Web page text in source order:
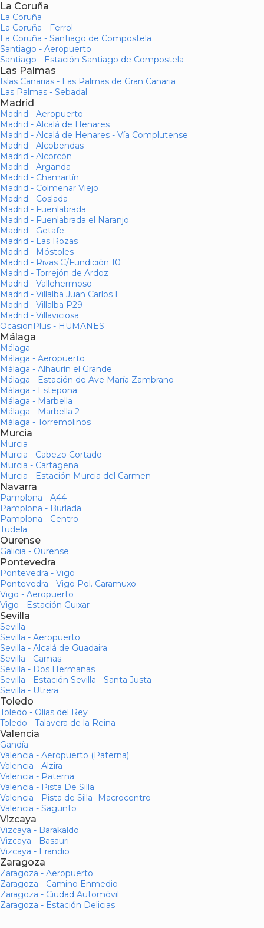
La Coruña
La Coruña
La Coruña - Ferrol
La Coruña - Santiago de Compostela
Santiago - Aeropuerto
Santiago - Estación Santiago de Compostela
Las Palmas
Islas Canarias - Las Palmas de Gran Canaria
Las Palmas - Sebadal
Madrid
Madrid - Aeropuerto
Madrid - Alcalá de Henares
Madrid - Alcalá de Henares - Vía Complutense
Madrid - Alcobendas
Madrid - Alcorcón
Madrid - Arganda
Madrid - Chamartín
Madrid - Colmenar Viejo
Madrid - Coslada
Madrid - Fuenlabrada
Madrid - Fuenlabrada el Naranjo
Madrid - Getafe
Madrid - Las Rozas
Madrid - Móstoles
Madrid - Rivas C/Fundición 10
Madrid - Torrejón de Ardoz
Madrid - Vallehermoso
Madrid - Villalba Juan Carlos I
Madrid - Villalba P29
Madrid - Villaviciosa
OcasionPlus - HUMANES
Málaga
Málaga
Málaga - Aeropuerto
Málaga - Alhaurín el Grande
Málaga - Estación de Ave María Zambrano
Málaga - Estepona
Málaga - Marbella
Málaga - Marbella 2
Málaga - Torremolinos
Murcia
Murcia
Murcia - Cabezo Cortado
Murcia - Cartagena
Murcia - Estación Murcia del Carmen
Navarra
Pamplona - A44
Pamplona - Burlada
Pamplona - Centro
Tudela
Ourense
Galicia - Ourense
Pontevedra
Pontevedra - Vigo
Pontevedra - Vigo Pol. Caramuxo
Vigo - Aeropuerto
Vigo - Estación Guixar
Sevilla
Sevilla
Sevilla - Aeropuerto
Sevilla - Alcalá de Guadaira
Sevilla - Camas
Sevilla - Dos Hermanas
Sevilla - Estación Sevilla - Santa Justa
Sevilla - Utrera
Toledo
Toledo - Olías del Rey
Toledo - Talavera de la Reina
Valencia
Gandía
Valencia - Aeropuerto (Paterna)
Valencia - Alzira
Valencia - Paterna
Valencia - Pista De Silla
Valencia - Pista de Silla -Macrocentro
Valencia - Sagunto
Vizcaya
Vizcaya - Barakaldo
Vizcaya - Basauri
Vizcaya - Erandio
Zaragoza
Zaragoza - Aeropuerto
Zaragoza - Camino Enmedio
Zaragoza - Ciudad Automóvil
Zaragoza - Estación Delicias